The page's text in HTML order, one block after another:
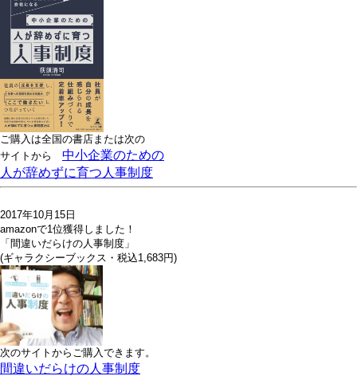
ご購入は全国の書店または次の
サイトから 中小企業のための
人が辞めずに育つ人事制度
2017年10月15日
amazonで1位獲得しました！
「間違いだらけの人事制度」
(ギャラクシーブックス・税込1,683円)
次のサイトからご購入できます。
間違いだらけの人事制度